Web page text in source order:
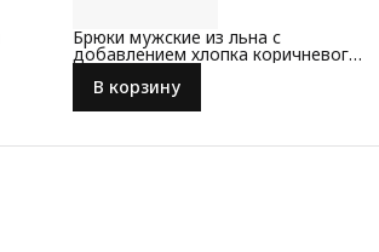
Брюки мужские из льна с
добавлением хлопка коричневого
цвета
В корзину